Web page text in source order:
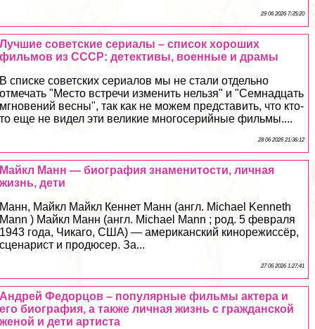
29 06 2026 7:35:20
Лучшие советские сериалы – список хороших
фильмов из СССР: детективы, военные и драмы
В списке советских сериалов мы не стали отдельно
отмечать "Место встречи изменить нельзя" и "Семнадцать
мгновений весны", так как не можем представить, что кто-
то еще не видел эти великие многосерийные фильмы....
28 06 2026 21:36:12
Майкл Манн — биография знаменитости, личная
жизнь, дети
Манн, Майкл Майкл Кеннет Манн (англ. Michael Kenneth
Mann ) Майкл Манн (англ. Michael Mann ; род. 5 февраля
1943 года, Чикаго, США) — американский кинорежиссёр,
сценарист и продюсер. За...
27 06 2026 1:27:41
Андрей Федорцов – популярные фильмы актера и
его биография, а также личная жизнь с гражданской
женой и дети артиста